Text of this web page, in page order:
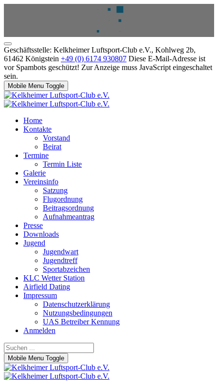
Geschäftsstelle: Kelkheimer Luftsport-Club e.V., Kohlweg 2b,
61462 Königstein +49 (0) 6174 930807 Diese E-Mail-Adresse ist
vor Spambots geschützt! Zur Anzeige muss JavaScript eingeschaltet
sein.
Mobile Menu Toggle
Home
Kontakte
Vorstand
Beirat
Termine
Termin Liste
Galerie
Vereinsinfo
Satzung
Flugordnung
Beitragsordnung
Aufnahmeantrag
Presse
Downloads
Jugend
Jugendwart
Jugendtreff
Sportabzeichen
KLC Wetter Station
Airfield Dating
Impressum
Datenschutzerklärung
Nutzungsbedingungen
UAS Betreiber Kennung
Anmelden
Mobile Menu Toggle